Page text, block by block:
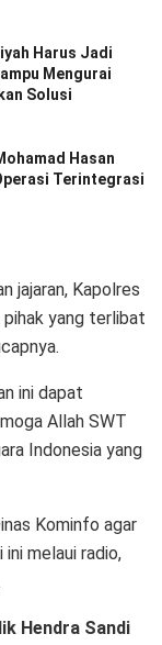
Harus Jadi
Mengurai
Solusi
Hasan
Terintegrasi
jajaran, Kapolres
pihak yang terlibat
ini dapat
Allah SWT
Indonesia yang
Kominfo agar
melaui radio,
Hendra Sandi